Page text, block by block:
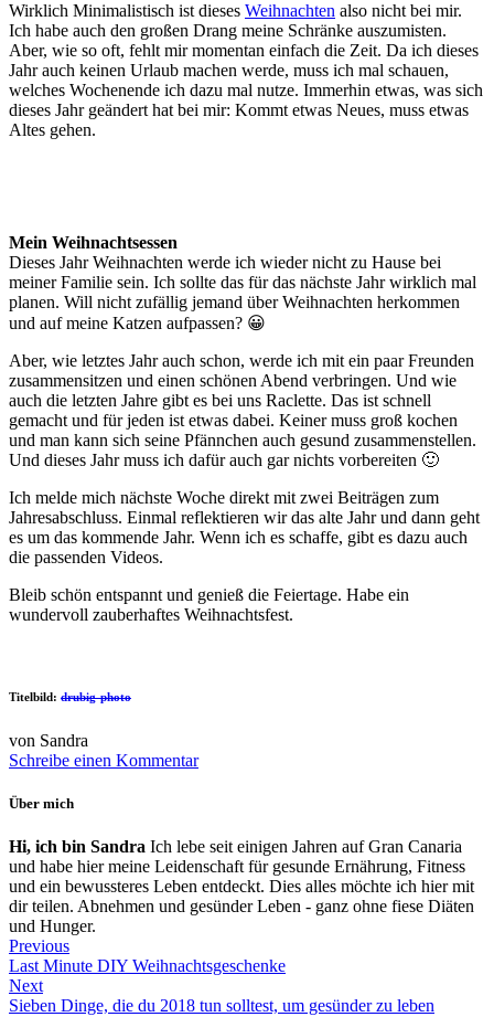
Wirklich Minimalistisch ist dieses Weihnachten also nicht bei mir.
Ich habe auch den großen Drang meine Schränke auszumisten.
Aber, wie so oft, fehlt mir momentan einfach die Zeit. Da ich dieses
Jahr auch keinen Urlaub machen werde, muss ich mal schauen,
welches Wochenende ich dazu mal nutze. Immerhin etwas, was sich
dieses Jahr geändert hat bei mir: Kommt etwas Neues, muss etwas
Altes gehen.
Mein Weihnachtsessen
Dieses Jahr Weihnachten werde ich wieder nicht zu Hause bei
meiner Familie sein. Ich sollte das für das nächste Jahr wirklich mal
planen. Will nicht zufällig jemand über Weihnachten herkommen
und auf meine Katzen aufpassen? 😀
Aber, wie letztes Jahr auch schon, werde ich mit ein paar Freunden
zusammensitzen und einen schönen Abend verbringen. Und wie
auch die letzten Jahre gibt es bei uns Raclette. Das ist schnell
gemacht und für jeden ist etwas dabei. Keiner muss groß kochen
und man kann sich seine Pfännchen auch gesund zusammenstellen.
Und dieses Jahr muss ich dafür auch gar nichts vorbereiten 🙂
Ich melde mich nächste Woche direkt mit zwei Beiträgen zum
Jahresabschluss. Einmal reflektieren wir das alte Jahr und dann geht
es um das kommende Jahr. Wenn ich es schaffe, gibt es dazu auch
die passenden Videos.
Bleib schön entspannt und genieß die Feiertage. Habe ein
wundervoll zauberhaftes Weihnachtsfest.
Titelbild: drubig-photo
von Sandra
Schreibe einen Kommentar
Über mich
Hi, ich bin Sandra Ich lebe seit einigen Jahren auf Gran Canaria
und habe hier meine Leidenschaft für gesunde Ernährung, Fitness
und ein bewussteres Leben entdeckt. Dies alles möchte ich hier mit
dir teilen. Abnehmen und gesünder Leben - ganz ohne fiese Diäten
und Hunger.
Previous
Last Minute DIY Weihnachtsgeschenke
Next
Sieben Dinge, die du 2018 tun solltest, um gesünder zu leben